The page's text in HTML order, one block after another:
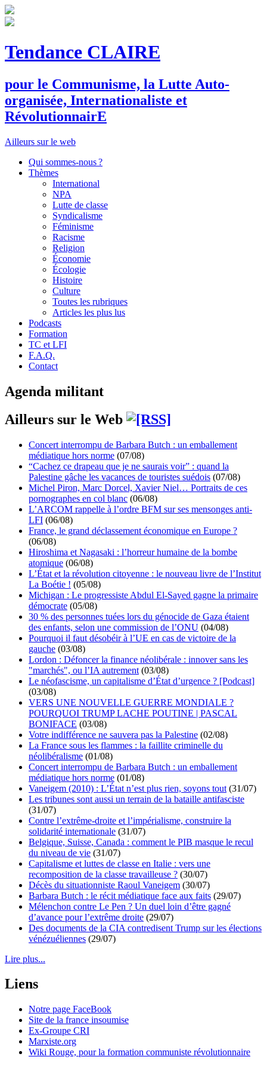
Tendance CLAIRE
pour le Communisme, la Lutte Auto-
organisée, Internationaliste et
RévolutionnairE
Ailleurs sur le web
Qui sommes-nous ?
Thèmes
International
NPA
Lutte de classe
Syndicalisme
Féminisme
Racisme
Religion
Économie
Écologie
Histoire
Culture
Toutes les rubriques
Articles les plus lus
Podcasts
Formation
TC et LFI
F.A.Q.
Contact
Agenda militant
Ailleurs sur le Web
Concert interrompu de Barbara Butch : un emballement
médiatique hors norme (07/08)
“Cachez ce drapeau que je ne saurais voir” : quand la
Palestine gâche les vacances de touristes suédois (07/08)
Michel Piron, Marc Dorcel, Xavier Niel… Portraits de ces
pornographes en col blanc (06/08)
L’ARCOM rappelle à l’ordre BFM sur ses mensonges anti-
LFI (06/08)
France, le grand déclassement économique en Europe ?
(06/08)
Hiroshima et Nagasaki : l’horreur humaine de la bombe
atomique (06/08)
L’État et la révolution citoyenne : le nouveau livre de l’Institut
La Boétie ! (05/08)
Michigan : Le progressiste Abdul El-Sayed gagne la primaire
démocrate (05/08)
30 % des personnes tuées lors du génocide de Gaza étaient
des enfants, selon une commission de l’ONU (04/08)
Pourquoi il faut désobéir à l’UE en cas de victoire de la
gauche (03/08)
Lordon : Défoncer la finance néolibérale : innover sans les
"marchés", ou l’IA autrement (03/08)
Le néofascisme, un capitalisme d’État d’urgence ? [Podcast]
(03/08)
VERS UNE NOUVELLE GUERRE MONDIALE ?
POURQUOI TRUMP LACHE POUTINE | PASCAL
BONIFACE (03/08)
Votre indifférence ne sauvera pas la Palestine (02/08)
La France sous les flammes : la faillite criminelle du
néolibéralisme (01/08)
Concert interrompu de Barbara Butch : un emballement
médiatique hors norme (01/08)
Vaneigem (2010) : L’État n’est plus rien, soyons tout (31/07)
Les tribunes sont aussi un terrain de la bataille antifasciste
(31/07)
Contre l’extrême-droite et l’impérialisme, construire la
solidarité internationale (31/07)
Belgique, Suisse, Canada : comment le PIB masque le recul
du niveau de vie (31/07)
Capitalisme et luttes de classe en Italie : vers une
recomposition de la classe travailleuse ? (30/07)
Décès du situationniste Raoul Vaneigem (30/07)
Barbara Butch : le récit médiatique face aux faits (29/07)
Mélenchon contre Le Pen ? Un duel loin d’être gagné
d’avance pour l’extrême droite (29/07)
Des documents de la CIA contredisent Trump sur les élections
vénézuéliennes (29/07)
Lire plus...
Liens
Notre page FaceBook
Site de la france insoumise
Ex-Groupe CRI
Marxiste.org
Wiki Rouge, pour la formation communiste révolutionnaire